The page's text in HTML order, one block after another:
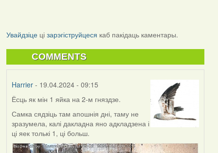
Увайдзіцеці зарэгіструйцеся каб пакідаць каментары.
COMMENTS
Harrier- 19.04.2024 - 09:15
Ёсць як мін 1 яйка на 2-м гняздзе.
Самка сядзіць там апошнія дні, таму не
зразумела, калі дакладна яно адкладзена і
ці яек толькі 1, ці больш.